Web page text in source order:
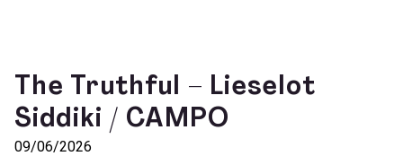
The Truthful – Lieselot
Siddiki / CAMPO
09/06/2026